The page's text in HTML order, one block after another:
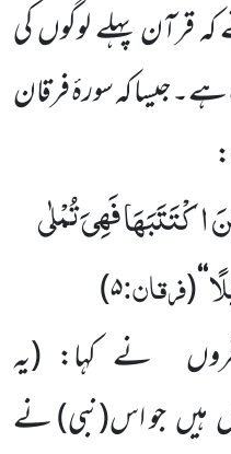
قرآن پہلے لوگوںکی
کہ سورۂ فرقان
اكْتَتَبَهَا فَهِیَ تُمْلٰى
‘‘
(فرقان:۵)
نے کہا: (یہ
ہیںجو اس(نبی)نے